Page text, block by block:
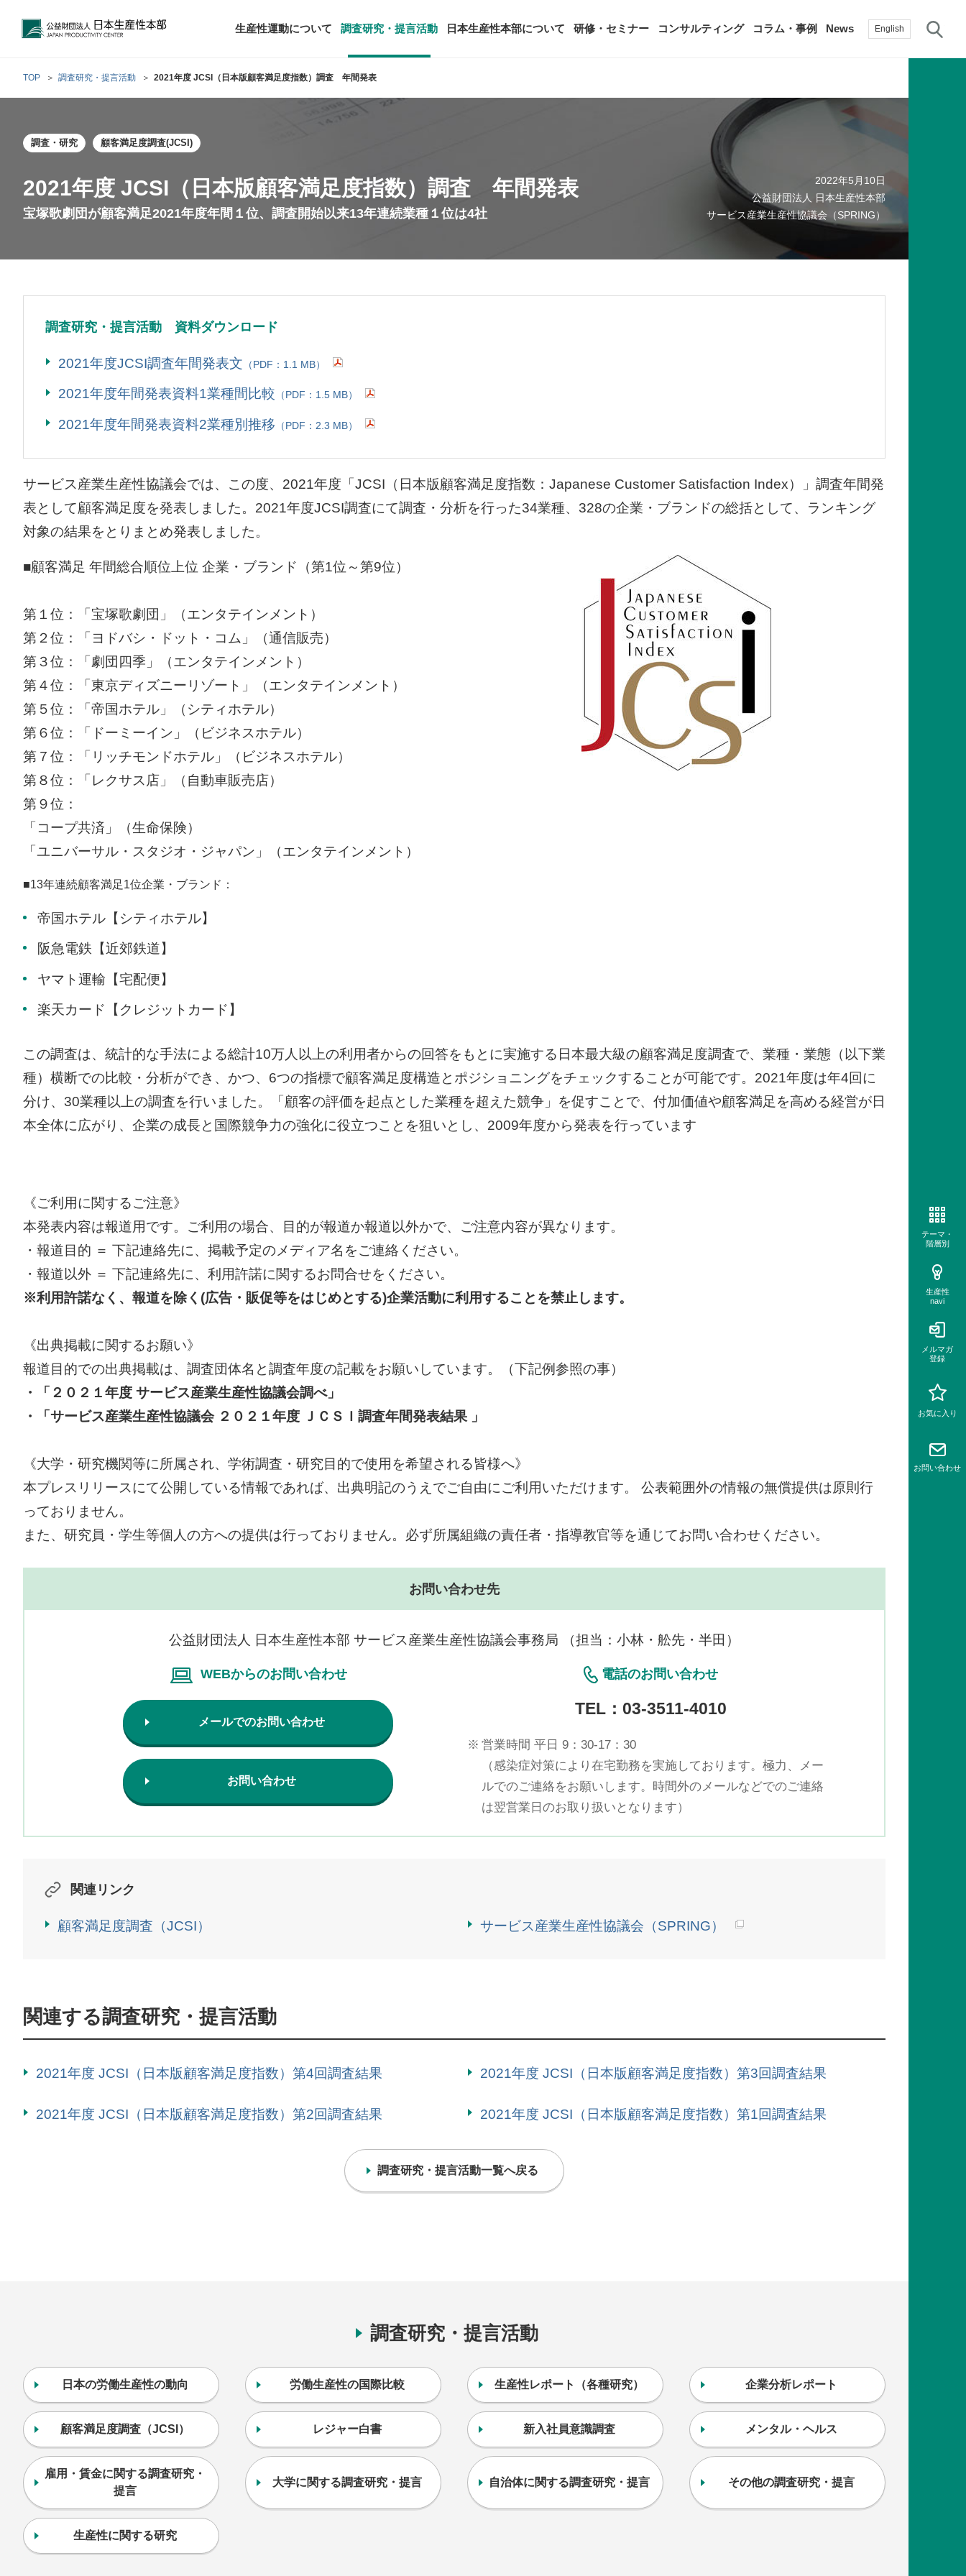
公益財団法人日本生産性本部 English
生産性運動について
調査研究・提言活動 日本生産性本部について 研修・セミナー コンサルティング コラム・事例 News
生産性運動
トップメッセージ
生産性運動とは
生産性運動再起動
国際連携・国際交流活動
活動組織
過去の活動実績
生産性新聞
綱領・宣言集
生産性白書
生産性に関する研究
働く人のメンタルヘルスに関する調査
レジャー白書
雇用・賃金に関する調査研究・提言
自治体に関する調査研究・提言
その他の調査研究・提言
日本生産性本部
定款および業務・財務に関する資料
行動規範
アクセス
全国の生産性機関
賛助会員
採用情報
手帳
テーマ別研修
今月の研修・セミナー
オーダーメイド研修（企業内研修）
参加者の声
お客さまの声
TOP 調査研究・提言活動 2021年度 JCSI（日本版顧客満足度指数）調査 年間発表
調査・研究 顧客満足度調査(JCSI)
2021年度 JCSI（日本版顧客満足度指数）調査 年間発表
宝塚歌劇団が顧客満足2021年度年間１位、調査開始以来13年連続業種１位は4社
2022年5月10日
公益財団法人 日本生産性本部
サービス産業生産性協議会（SPRING）
調査研究・提言活動 資料ダウンロード
2021年度JCSI調査年間発表文 （PDF：1.1 MB）
2021年度年間発表資料1業種間比較 （PDF：1.5 MB）
2021年度年間発表資料2業種別推移 （PDF：2.3 MB）
サービス産業生産性協議会では、この度、2021年度「JCSI（日本版顧客満足度指数：Japanese Customer Satisfaction Index）」調査年間発
表として顧客満足度を発表しました。2021年度JCSI調査にて調査・分析を行った34業種、328の企業・ブランドの総括として、ランキング
対象の結果をとりまとめ発表しました。
■顧客満足 年間総合順位上位 企業・ブランド（第1位～第9位）
第１位：「宝塚歌劇団」（エンタテインメント）
第２位：「ヨドバシ・ドット・コム」（通信販売）
第３位：「劇団四季」（エンタテインメント）
第４位：「東京ディズニーリゾート」（エンタテインメント）
第５位：「帝国ホテル」（シティホテル）
第６位：「ドーミーイン」（ビジネスホテル）
第７位：「リッチモンドホテル」（ビジネスホテル）
第８位：「レクサス店」（自動車販売店）
第９位：
「コープ共済」（生命保険）
「ユニバーサル・スタジオ・ジャパン」（エンタテインメント）
■13年連続顧客満足1位企業・ブランド：
帝国ホテル【シティホテル】
阪急電鉄【近郊鉄道】
ヤマト運輸【宅配便】
楽天カード【クレジットカード】
この調査は、統計的な手法による総計10万人以上の利用者からの回答をもとに実施する日本最大級の顧客満足度調査で、業種・業態（以下業
種）横断での比較・分析ができ、かつ、6つの指標で顧客満足度構造とポジショニングをチェックすることが可能です。2021年度は年4回に
分け、30業種以上の調査を行いました。「顧客の評価を起点とした業種を超えた競争」を促すことで、付加価値や顧客満足を高める経営が日
本全体に広がり、企業の成長と国際競争力の強化に役立つことを狙いとし、2009年度から発表を行っています
《ご利用に関するご注意》
本発表内容は報道用です。ご利用の場合、目的が報道か報道以外かで、ご注意内容が異なります。
・報道目的 ＝ 下記連絡先に、掲載予定のメディア名をご連絡ください。
・報道以外 ＝ 下記連絡先に、利用許諾に関するお問合せをください。
※利用許諾なく、報道を除く(広告・販促等をはじめとする)企業活動に利用することを禁止します。
《出典掲載に関するお願い》
報道目的での出典掲載は、調査団体名と調査年度の記載をお願いしています。（下記例参照の事）
・「２０２１年度 サービス産業生産性協議会調べ」
・「サービス産業生産性協議会 ２０２１年度 ＪＣＳＩ調査年間発表結果 」
《大学・研究機関等に所属され、学術調査・研究目的で使用を希望される皆様へ》
本プレスリリースにて公開している情報であれば、出典明記のうえでご自由にご利用いただけます。 公表範囲外の情報の無償提供は原則行
っておりません。
また、研究員・学生等個人の方への提供は行っておりません。必ず所属組織の責任者・指導教官等を通じてお問い合わせください。
お問い合わせ先
公益財団法人 日本生産性本部 サービス産業生産性協議会事務局 （担当：小林・舩先・半田）
WEBからのお問い合わせ
メールでのお問い合わせ
お問い合わせ
電話のお問い合わせ
TEL： 03-3511-4010
※ 営業時間 平日 9：30-17：30
（感染症対策により在宅勤務を実施しております。極力、メー
ルでのご連絡をお願いします。時間外のメールなどでのご連絡
は翌営業日のお取り扱いとなります）
関連リンク
顧客満足度調査（JCSI） サービス産業生産性協議会（SPRING）
関連する調査研究・提言活動
2021年度 JCSI（日本版顧客満足度指数）第4回調査結果 2021年度 JCSI（日本版顧客満足度指数）第3回調査結果
2021年度 JCSI（日本版顧客満足度指数）第2回調査結果 2021年度 JCSI（日本版顧客満足度指数）第1回調査結果
調査研究・提言活動一覧へ戻る
調査研究・提言活動
日本の労働生産性の動向 労働生産性の国際比較 生産性レポート（各種研究） 企業分析レポート
顧客満足度調査（JCSI） レジャー白書 新入社員意識調査 メンタル・ヘルス
雇用・賃金に関する調査研究・
提言
大学に関する調査研究・提言 自治体に関する調査研究・提言 その他の調査研究・提言
生産性に関する研究
テーマ・
階層別
生産性
navi
メルマガ
登録
お気に入り
お問い合わせ